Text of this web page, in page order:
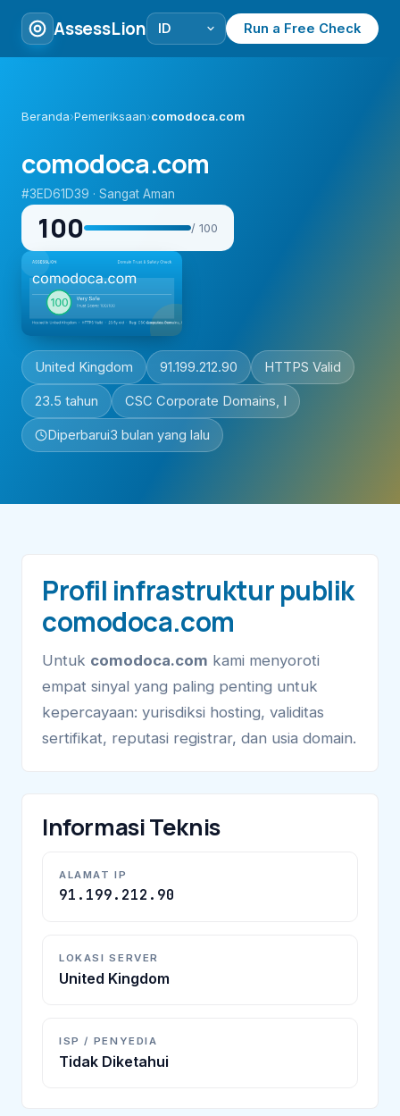
AssessLion Run a Free Check
Beranda›Pemeriksaan›comodoca.com
comodoca.com
#3ED61D39 · Sangat Aman
100 / 100
United Kingdom 91.199.212.90 HTTPS Valid
23.5 tahun CSC Corporate Domains, I
Diperbarui3 bulan yang lalu
Profil infrastruktur publik
comodoca.com
Untuk comodoca.com kami menyoroti
empat sinyal yang paling penting untuk
kepercayaan: yurisdiksi hosting, validitas
sertifikat, reputasi registrar, dan usia domain.
Informasi Teknis
ALAMAT IP
91.199.212.90
LOKASI SERVER
United Kingdom
ISP / PENYEDIA
Tidak Diketahui